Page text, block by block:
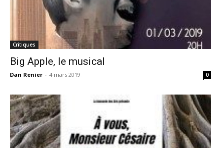
Critiques
Big Apple, le musical
Dan Renier - 4 mars 2019 0